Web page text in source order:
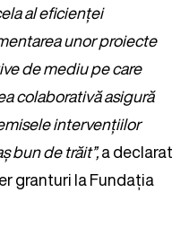
al eficienței
unor proiecte
de mediu pe care
colaborativă asigură
intervențiilor
bun de trăit”,a declarat
granturi la Fundația